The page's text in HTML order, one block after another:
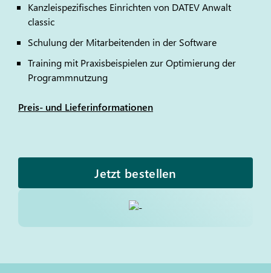
Kanzleispezifisches Einrichten von DATEVAnwalt
classic
Schulung der Mitarbeitenden in der Software
Training mit Praxisbeispielen zur Optimierung der
Programmnutzung
Preis- und Lieferinformationen
Jetzt bestellen